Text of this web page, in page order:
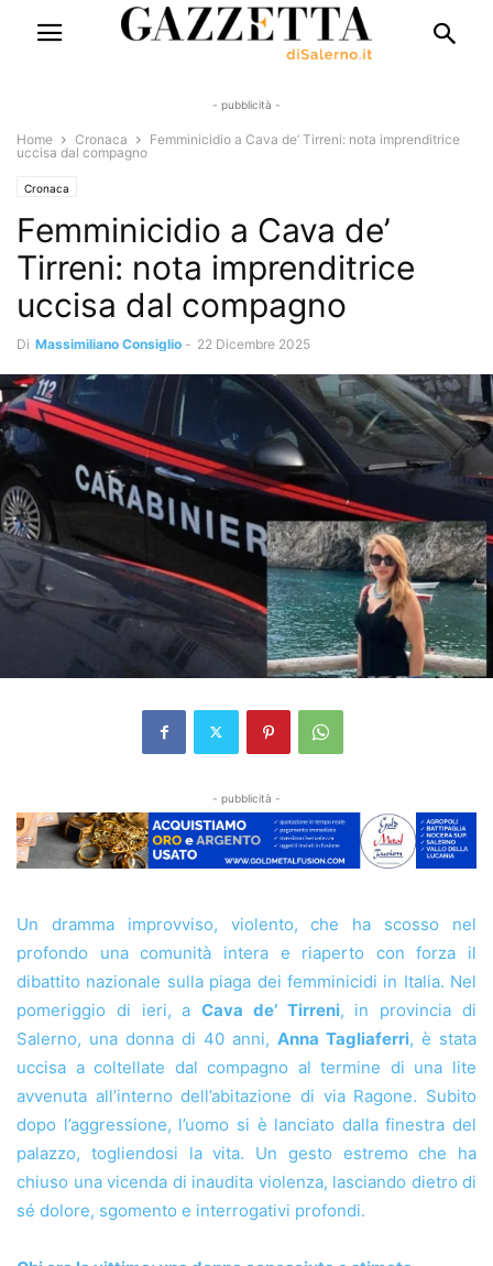
- pubblicità -
Home Cronaca
Femminicidio a Cava de’ Tirreni: nota imprenditrice
uccisa dal compagno
Cronaca
Femminicidio a Cava de’
Tirreni: nota imprenditrice
uccisa dal compagno
Di Massimiliano Consiglio - 22 Dicembre 2025
- pubblicità -
Un dramma improvviso, violento, che ha scosso nel
profondo una comunità intera e riaperto con forza il
dibattito nazionale sulla piaga dei femminicidi in Italia. Nel
pomeriggio di ieri, aCava de’ Tirreni, in provincia di
Salerno, una donna di 40 anni, Anna Tagliaferri, è stata
uccisa a coltellate dal compagno al termine di una lite
avvenuta all’interno dell’abitazione di via Ragone. Subito
dopo l’aggressione, l’uomo si è lanciato dalla finestra del
palazzo, togliendosi la vita. Un gesto estremo che ha
chiuso una vicenda di inaudita violenza, lasciando dietro di
sé dolore, sgomento e interrogativi profondi.